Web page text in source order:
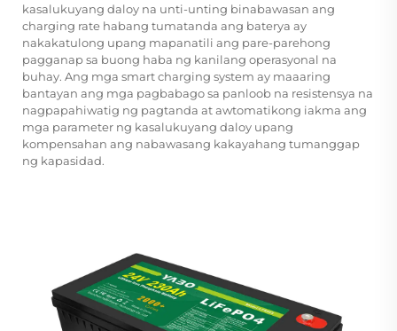
kasalukuyang daloy na unti-unting binabawasan ang
charging rate habang tumatanda ang baterya ay
nakakatulong upang mapanatili ang pare-parehong
pagganap sa buong haba ng kanilang operasyonal na
buhay. Ang mga smart charging system ay maaaring
bantayan ang mga pagbabago sa panloob na resistensya na
nagpapahiwatig ng pagtanda at awtomatikong iakma ang
mga parameter ng kasalukuyang daloy upang
kompensahan ang nabawasang kakayahang tumanggap
ng kapasidad.